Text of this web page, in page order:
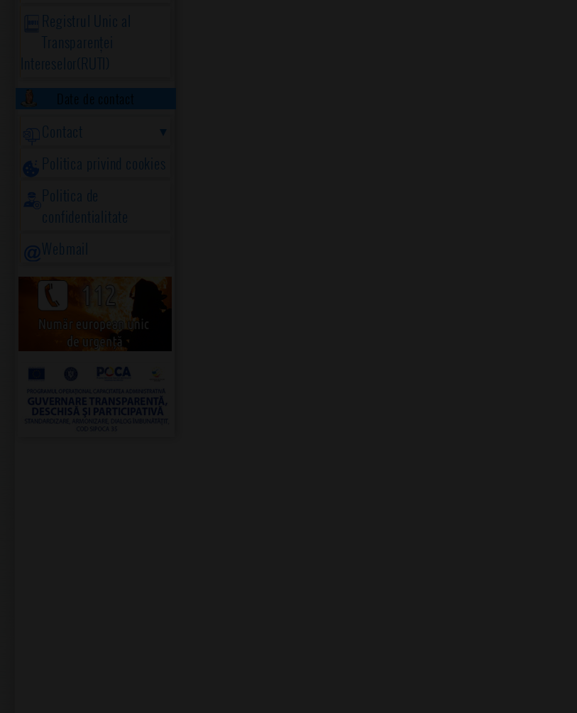
Registrul Unic al
Transparenței
Intereselor(RUTI)
Date de contact
Contact
Politica privind cookies
Politica de
confidentialitate
Webmail